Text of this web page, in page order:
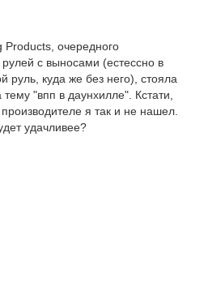
Products, очередного
с выносами (естессно в
руль, куда же без него), стояла
"впп в даунхилле". Кстати,
я так и не нашел.
удачливее?